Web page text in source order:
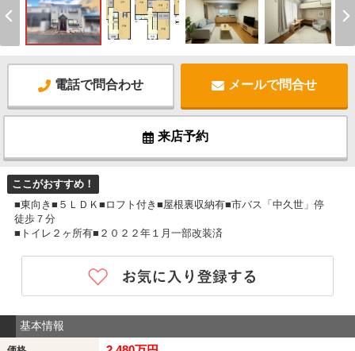
電話で問合わせ メールで問合せ
来店予約
ここがおすすめ！
■東向き■５ＬＤＫ■ロフト付き■屋根裏収納有■市バス「中久世」停
徒歩７分
■トイレ２ヶ所有■２０２２年１月一部改装済
基本情報